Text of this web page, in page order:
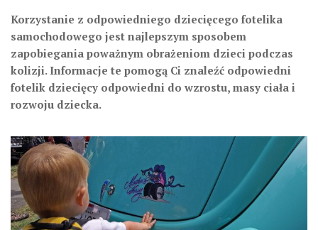
Korzystanie z odpowiedniego dziecięcego fotelika
samochodowego jest najlepszym sposobem
zapobiegania poważnym obrażeniom dzieci podczas
kolizji. Informacje te pomogą Ci znaleźć odpowiedni
fotelik dziecięcy odpowiedni do wzrostu, masy ciała i
rozwoju dziecka.